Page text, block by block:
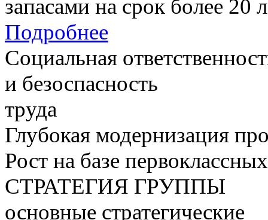
запасами на срок более 20
Подробнее
Социальная
и безоспасность
труда
Глубокая модернизация
Рост на базе
СТРАТЕГИЯ ГРУППЫ
основные стратегические